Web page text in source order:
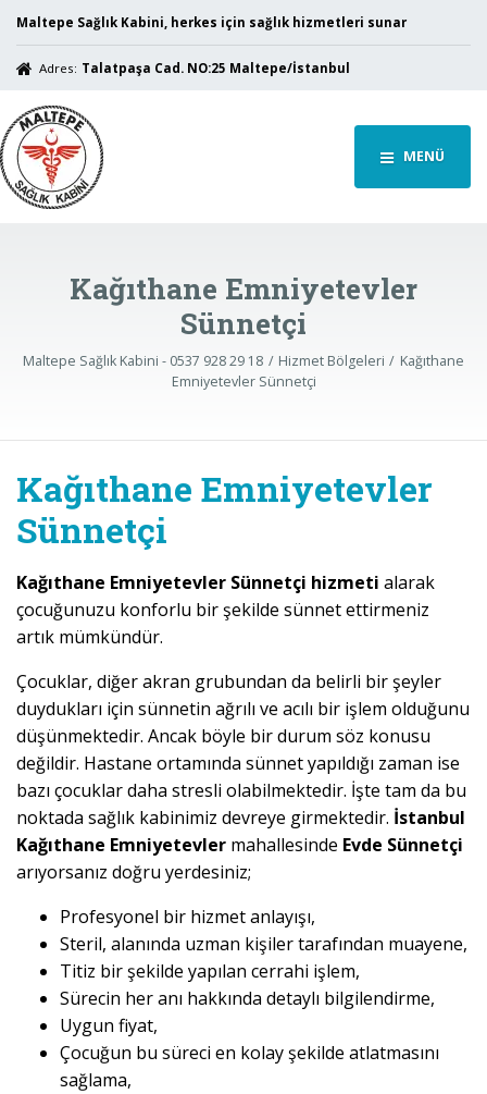
Maltepe Sağlık Kabini, herkes için sağlık hizmetleri sunar
Adres: Talatpaşa Cad. NO:25 Maltepe/İstanbul
MENÜ
Kağıthane Emniyetevler
Sünnetçi
Maltepe Sağlık Kabini - 0537 928 29 18 Hizmet Bölgeleri
Kağıthane
Emniyetevler Sünnetçi
Kağıthane Emniyetevler
Sünnetçi
Kağıthane Emniyetevler Sünnetçi hizmeti alarak
çocuğunuzu konforlu bir şekilde sünnet ettirmeniz
artık mümkündür.
Çocuklar, diğer akran grubundan da belirli bir şeyler
duydukları için sünnetin ağrılı ve acılı bir işlem olduğunu
düşünmektedir. Ancak böyle bir durum söz konusu
değildir. Hastane ortamında sünnet yapıldığı zaman ise
bazı çocuklar daha stresli olabilmektedir. İşte tam da bu
noktada sağlık kabinimiz devreye girmektedir. İstanbul
Kağıthane Emniyetevler mahallesinde Evde Sünnetçi
arıyorsanız doğru yerdesiniz;
Profesyonel bir hizmet anlayışı,
Steril, alanında uzman kişiler tarafından muayene,
Titiz bir şekilde yapılan cerrahi işlem,
Sürecin her anı hakkında detaylı bilgilendirme,
Uygun fiyat,
Çocuğun bu süreci en kolay şekilde atlatmasını
sağlama,